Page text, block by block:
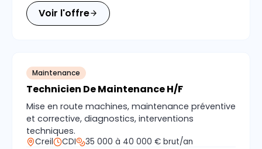
Voir l'offre
Maintenance
Technicien De Maintenance H/F
Mise en route machines, maintenance préventive
et corrective, diagnostics, interventions
techniques.
Creil CDI 35 000 à 40 000 € brut/an